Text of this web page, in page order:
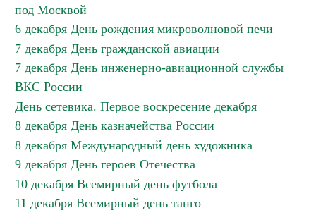
под Москвой
6 декабря День рождения микроволновой печи
7 декабря День гражданской авиации
7 декабря День инженерно-авиационной службы
ВКС России
День сетевика. Первое воскресение декабря
8 декабря День казначейства России
8 декабря Международный день художника
9 декабря День героев Отечества
10 декабря Всемирный день футбола
11 декабря Всемирный день танго